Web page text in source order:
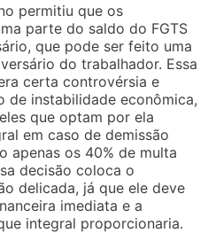
permitiu que os
parte do saldo do FGTS
que pode ser feito uma
do trabalhador. Essa
certa controvérsia e
de instabilidade econômica,
que optam por ela
em caso de demissão
apenas os 40% de multa
decisão coloca o
delicada, já que ele deve
imediata e a
integral proporcionaria.